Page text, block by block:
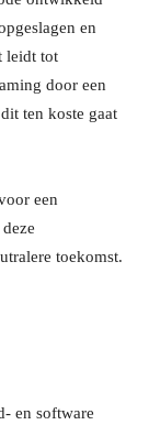
en
leidt tot
door een
ten koste gaat
een
toekomst.
en software